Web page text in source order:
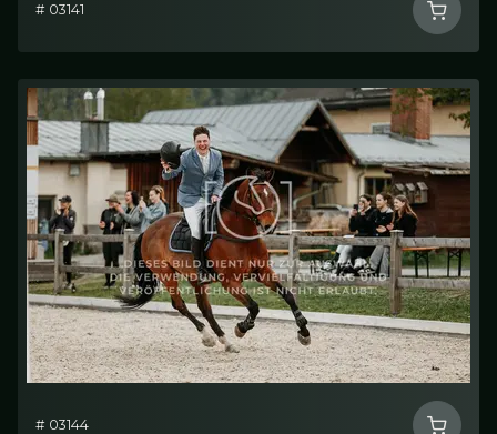
# 03141
# 03144